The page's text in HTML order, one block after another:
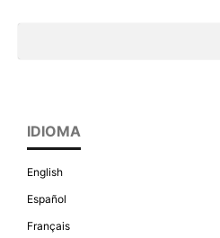
IDIOMA
English
Español
Français